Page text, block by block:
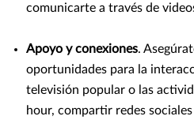
comunicarte a través de
Apoyo y conexiones.
oportunidades para la
televisión popular o las
hour, compartir redes